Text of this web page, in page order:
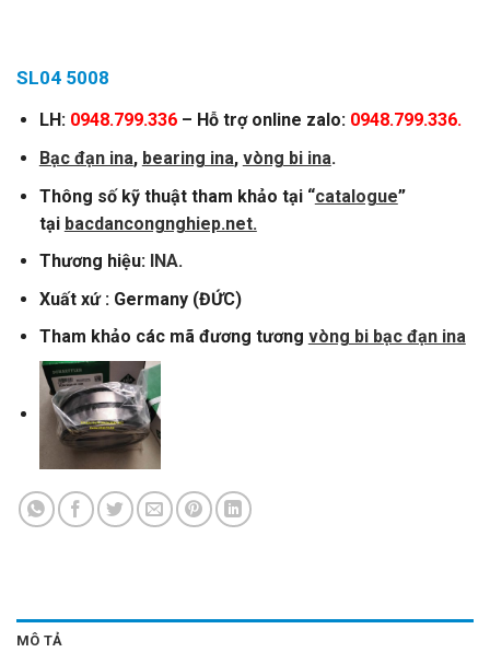
SL04 5008
LH: 0948.799.336– Hỗ trợ online zalo: 0948.799.336.
Bạc đạn ina, bearing ina, vòng bi ina.
Thông số kỹ thuật tham khảo tại “catalogue”
tại bacdancongnghiep.net.
Thương hiệu: INA.
Xuất xứ : Germany (ĐỨC)
Tham khảo các mã đương tương vòng bi bạc đạn ina
MÔ TẢ